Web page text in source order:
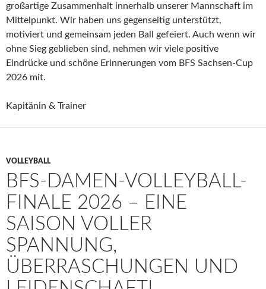
großartige Zusammenhalt innerhalb unserer Mannschaft im
Mittelpunkt. Wir haben uns gegenseitig unterstützt,
motiviert und gemeinsam jeden Ball gefeiert. Auch wenn wir
ohne Sieg geblieben sind, nehmen wir viele positive
Eindrücke und schöne Erinnerungen vom BFS Sachsen-Cup
2026 mit.
Kapitänin & Trainer
VOLLEYBALL
BFS-DAMEN-VOLLEYBALL-
FINALE 2026 – EINE
SAISON VOLLER
SPANNUNG,
ÜBERRASCHUNGEN UND